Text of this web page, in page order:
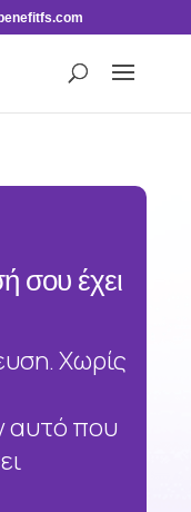
σου έχει
Χωρίς
αυτό που